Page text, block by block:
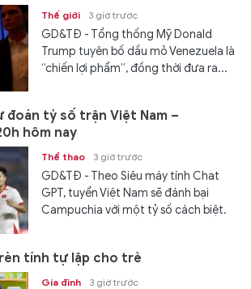
Thế giới 3 giờ trước
GD&TĐ - Tổng thống Mỹ Donald
Trump tuyên bố dầu mỏ Venezuela là
“chiến lợi phẩm”, đồng thời đưa ra...
đoán tỷ số trận Việt Nam –
hôm nay
Thể thao 3 giờ trước
GD&TĐ - Theo Siêu máy tính Chat
GPT, tuyển Việt Nam sẽ đánh bại
Campuchia với một tỷ số cách biệt.
tính tự lập cho trẻ
Gia đình 3 giờ trước